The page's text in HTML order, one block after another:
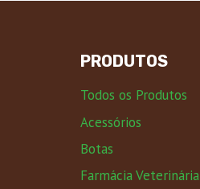
PRODUTOS
Todos os Produtos
Acessórios
Botas
Farmácia Veterinária